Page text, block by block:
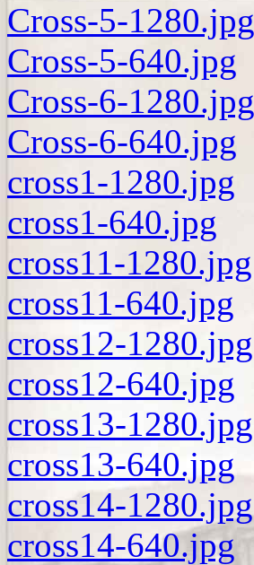
Cross-5-1280.jpg
Cross-5-640.jpg
Cross-6-1280.jpg
Cross-6-640.jpg
cross1-1280.jpg
cross1-640.jpg
cross11-1280.jpg
cross11-640.jpg
cross12-1280.jpg
cross12-640.jpg
cross13-1280.jpg
cross13-640.jpg
cross14-1280.jpg
cross14-640.jpg